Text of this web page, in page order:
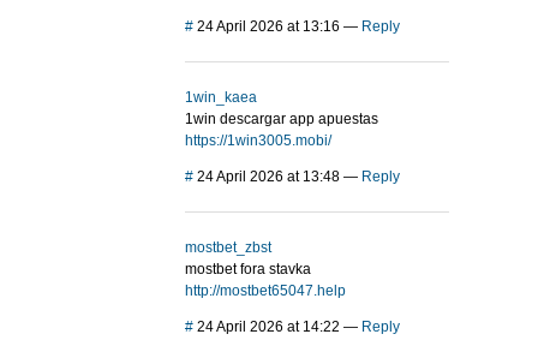
# 24 April 2026 at 13:16 — Reply
1win_kaea
1win descargar app apuestas
https://1win3005.mobi/
# 24 April 2026 at 13:48 — Reply
mostbet_zbst
mostbet fora stavka
http://mostbet65047.help
# 24 April 2026 at 14:22 — Reply